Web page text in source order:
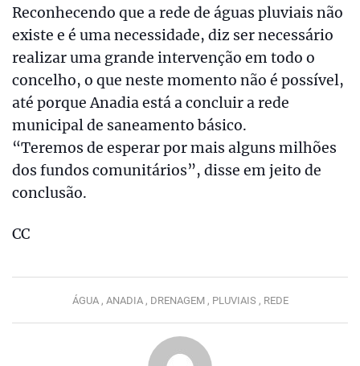
Reconhecendo que a rede de águas pluviais não
existe e é uma necessidade, diz ser necessário
realizar uma grande intervenção em todo o
concelho, o que neste momento não é possível,
até porque Anadia está a concluir a rede
municipal de saneamento básico.
“Teremos de esperar por mais alguns milhões
dos fundos comunitários”, disse em jeito de
conclusão.
CC
ÁGUA , ANADIA , DRENAGEM , PLUVIAIS , REDE